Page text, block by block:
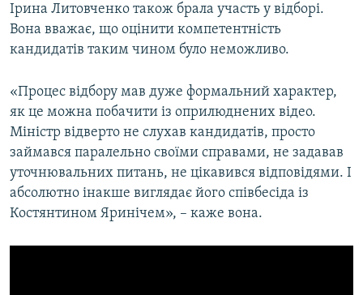
Ірина Литовченко також брала участь у відборі.
Вона вважає, що оцінити компетентність
кандидатів таким чином було неможливо.
«Процес відбору мав дуже формальний характер,
як це можна побачити із оприлюднених відео.
Міністр відверто не слухав кандидатів, просто
займався паралельно своїми справами, не задавав
уточнювальних питань, не цікавився відповідями. І
абсолютно інакше виглядає його співбесіда із
Костянтином Яринічем», – каже вона.